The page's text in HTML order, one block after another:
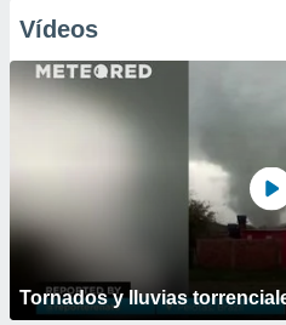
Vídeos
Tornados y lluvias